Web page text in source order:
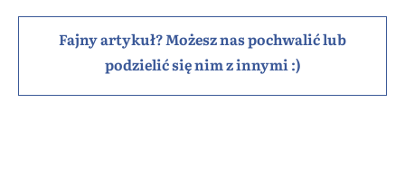
Fajny artykuł? Możesz nas pochwalić lub
podzielić się nim z innymi :)